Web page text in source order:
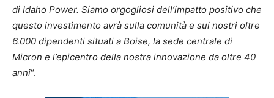
di Idaho Power. Siamo orgogliosi dell’impatto positivo che
questo investimento avrà sulla comunità e sui nostri oltre
6.000 dipendenti situati a Boise, la sede centrale di
Micron e l’epicentro della nostra innovazione da oltre 40
anni“.